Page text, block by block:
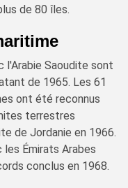
de 80 îles.
l'Arabie Saoudite sont
de 1965. Les 61
ont été reconnus
terrestres
de Jordanie en 1966.
Émirats Arabes
conclus en 1968.